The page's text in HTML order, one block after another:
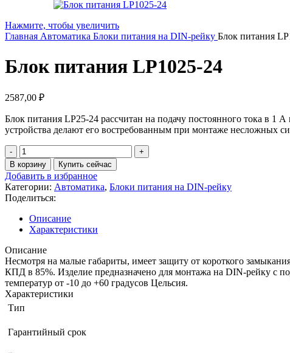
Нажмите, чтобы увеличить
Главная Автоматика Блоки питания на DIN-рейку Блок питания
Блок питания LP1025-24
2587,00 ₽
Блок питания LP25-24 рассчитан на подачу постоянного тока в
устройства делают его востребованным при монтаже несложных
В корзину Купить сейчас
Добавить в избранное
Категории: Автоматика, Блоки питания на DIN-рейку
Поделиться:
Описание
Характеристики
Описание
Несмотря на малые габариты, имеет защиту от короткого
КПД в 85%. Изделие предназначено для монтажа на DIN-рейку с
температур от -10 до +60 градусов Цельсия.
Характеристики
Тип
Гарантийный срок